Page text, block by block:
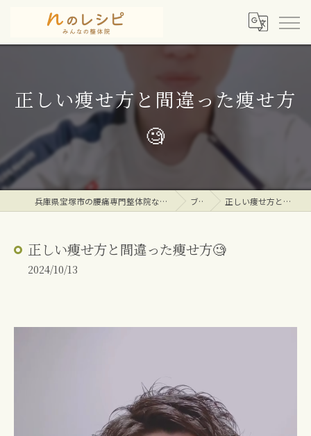
正しい痩せ方と間違った痩せ方
🧐
兵庫県宝塚市の腰痛専門整体院ならｎのレシピみんなの整体院 ブログ 正しい痩せ方と間違った痩せ方🧐
正しい痩せ方と間違った痩せ方🧐
2024/10/13